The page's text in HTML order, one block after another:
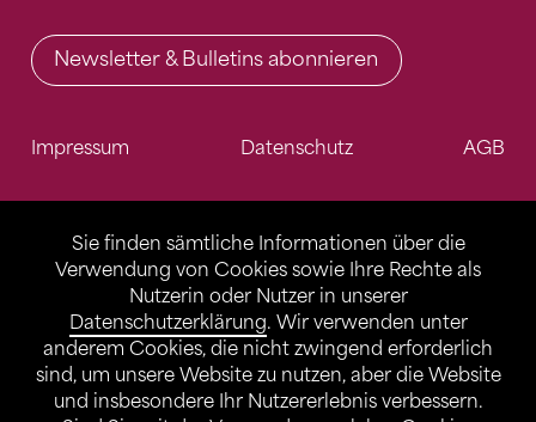
Sie finden sämtliche Informationen über die
Verwendung von Cookies sowie Ihre Rechte als
Nutzerin oder Nutzer in unserer
Datenschutzerklärung. Wir verwenden unter
anderem Cookies, die nicht zwingend erforderlich
sind, um unsere Website zu nutzen, aber die Website
und insbesondere Ihr Nutzererlebnis verbessern.
Newsletter & Bulletins abonnieren
Impressum Datenschutz AGB